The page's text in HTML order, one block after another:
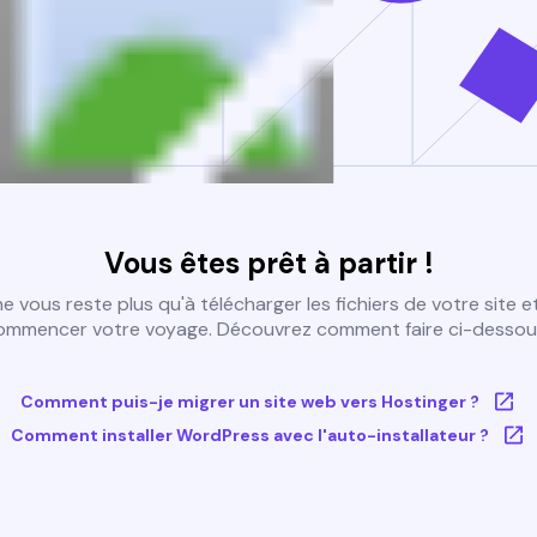
Vous êtes prêt à partir !
vous reste plus qu'à télécharger les fichiers de votre site
votre voyage. Découvrez comment faire ci-
Comment puis-je migrer un site web vers Hostinger ?
Comment installer WordPress avec l'auto-installateur ?